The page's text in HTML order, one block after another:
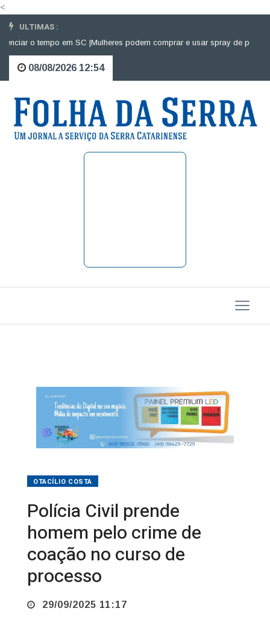
<
ULTIMAS :
o tempo em SC |Mulheres podem comprar e usar spray de pimenta
08/08/2026 12:54
OTACÍLIO COSTA
Polícia Civil prende
homem pelo crime de
coação no curso de
processo
29/09/2025 11:17